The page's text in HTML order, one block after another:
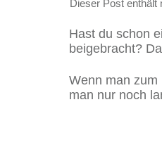
Dieser Post enthält
Hast du schon
beigebracht?
Wenn man
man nur noch